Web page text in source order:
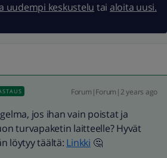
uudempi keskustelu tai aloita uusi.
Forum|Forum|2 years ago
jos ihan vain poistat ja
turvapaketin laitteelle? Hyvät
löytyy täältä: Linkki 🤔